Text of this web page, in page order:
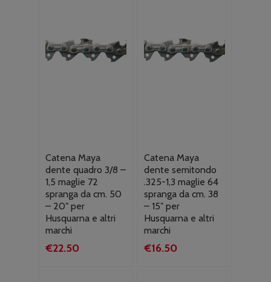
Catena Maya
dente quadro 3/8 –
1,5 maglie 72
spranga da cm. 50
– 20″ per
Husquarna e altri
marchi
€22.50
Catena Maya
dente semitondo
.325-1,3 maglie 64
spranga da cm. 38
– 15″ per
Husquarna e altri
marchi
€16.50